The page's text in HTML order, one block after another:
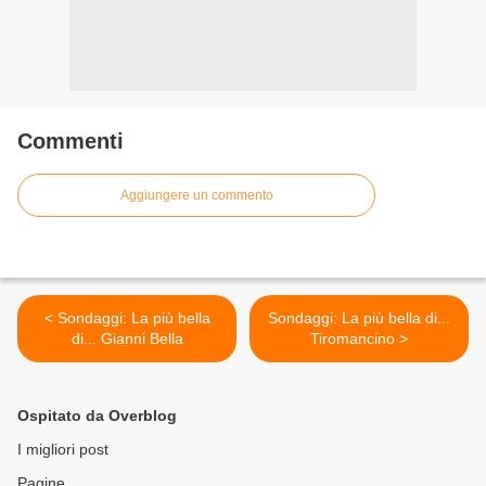
Commenti
Aggiungere un commento
< Sondaggi: La più bella
di... Gianni Bella
Sondaggi: La più bella di...
Tiromancino >
Ospitato da Overblog
I migliori post